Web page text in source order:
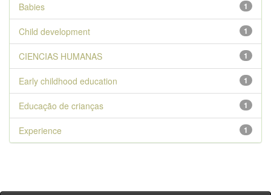
1
Babies
1
Child development
1
CIENCIAS HUMANAS
1
Early childhood education
1
Educação de crianças
1
Experience